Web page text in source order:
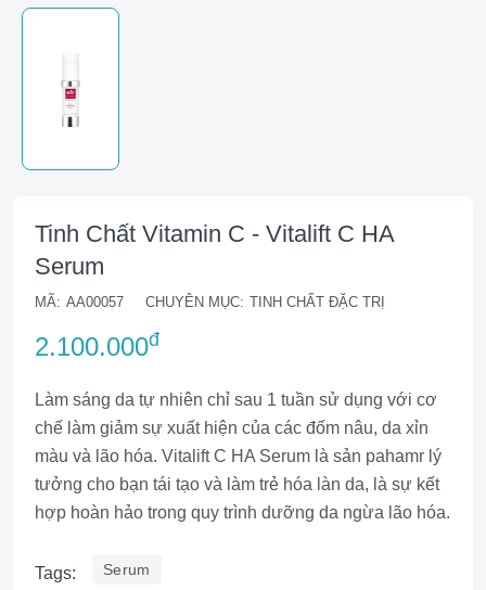
Tinh Chất Vitamin C - Vitalift C HA
Serum
MÃ: AA00057 CHUYÊN MỤC: TINH CHẤT ĐẶC TRỊ
2.100.000đ
Làm sáng da tự nhiên chỉ sau 1 tuần sử dụng với cơ
chế làm giảm sự xuất hiện của các đốm nâu, da xỉn
màu và lão hóa. Vitalift C HA Serum là sản pahamr lý
tưởng cho bạn tái tạo và làm trẻ hóa làn da, là sự kết
hợp hoàn hảo trong quy trình dưỡng da ngừa lão hóa.
Tags: Serum